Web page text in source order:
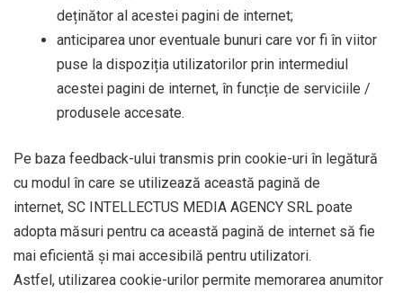
deținător al acestei pagini de internet;
anticiparea unor eventuale bunuri care vor fi în viitor
puse la dispoziția utilizatorilor prin intermediul
acestei pagini de internet, în funcție de serviciile /
produsele accesate.
Pe baza feedback-ului transmis prin cookie-uri în legătură
cu modul în care se utilizează această pagină de
internet, SC INTELLECTUS MEDIA AGENCY SRL poate
adopta măsuri pentru ca această pagină de internet să fie
mai eficientă și mai accesibilă pentru utilizatori.
Astfel, utilizarea cookie-urilor permite memorarea anumitor